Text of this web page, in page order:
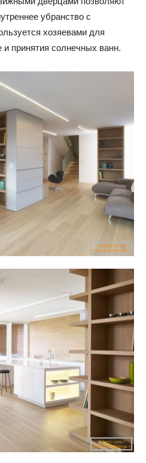
убранство с
хозяевами для
принятия солнечных ванн.